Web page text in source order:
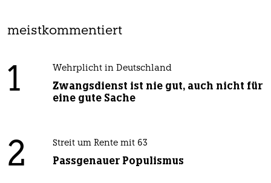
meistkommentiert
1 Wehrplicht in Deutschland
Zwangsdienst ist nie gut, auch nicht für
eine gute Sache
2 Streit um Rente mit 63
Passgenauer Populismus